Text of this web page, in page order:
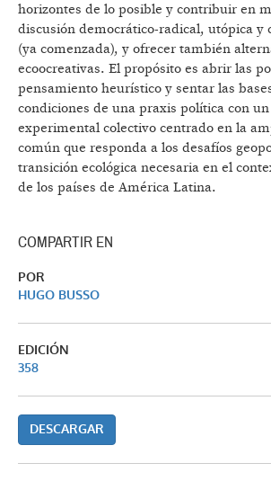
horizontes de lo posible y contribuir en
discusión democrático-radical, utópica y
(ya comenzada), y ofrecer también
ecoocreativas. El propósito es abrir las
pensamiento heurístico y sentar las
condiciones de una praxis política con
experimental colectivo centrado en la
común que responda a los desafíos
transición ecológica necesaria en el
de los países de América Latina.
COMPARTIR EN
POR
HUGO BUSSO
EDICIÓN
358
DESCARGAR